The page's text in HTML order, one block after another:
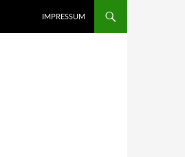
IMPRESSUM